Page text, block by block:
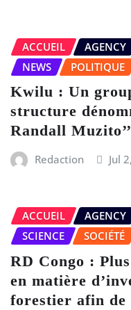
ACCUEIL AGENCY
NEWS
POLITIQUE
Kwilu : Un
structure
Randall Muzito’’
Redaction Jul
ACCUEIL AGENCY
SCIENCE
SOCIÉTÉ
RD Congo :
en matière
forestier afin de